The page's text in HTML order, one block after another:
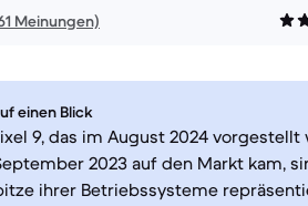
Meinungen)
einen Blick
9, das im August 2024 vorgestellt
2023 auf den Markt kam,
ihrer Betriebssysteme